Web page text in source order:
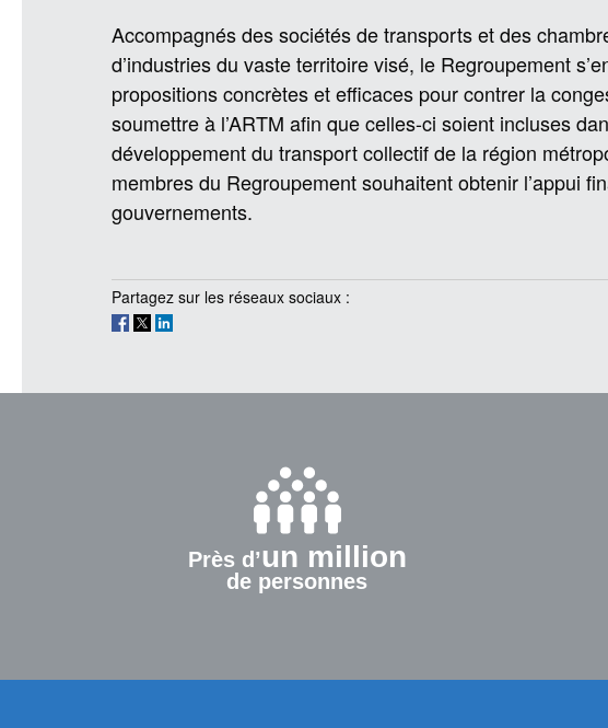
Accompagnés des sociétés de transports et des
d’industries du vaste territoire visé, le Regroupement
propositions concrètes et efficaces pour contrer la
soumettre à l’ARTM afin que celles-ci soient incluses
développement du transport collectif de la région
membres du Regroupement souhaitent obtenir l’appui
gouvernements.
Partagez sur les réseaux sociaux :
Près d’un million
de personnes